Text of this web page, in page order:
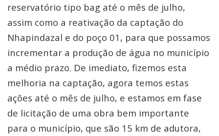
reservatório tipo bag até o mês de julho,
assim como a reativação da captação do
Nhapindazal e do poço 01, para que possamos
incrementar a produção de água no município
a médio prazo. De imediato, fizemos esta
melhoria na captação, agora temos estas
ações até o mês de julho, e estamos em fase
de licitação de uma obra bem importante
para o município, que são 15 km de adutora,